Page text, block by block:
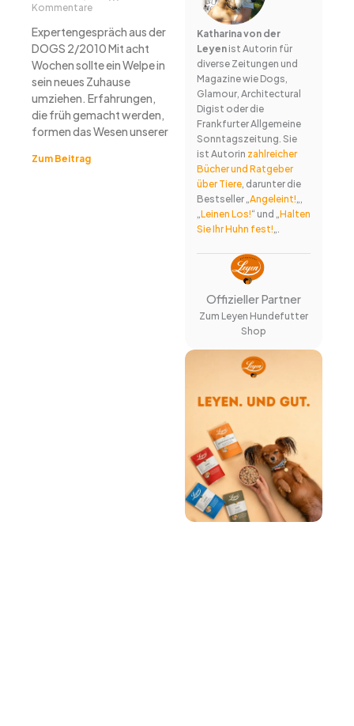
Kommentare
Expertengespräch aus der
DOGS 2/2010 Mit acht
Wochen sollte ein Welpe in
sein neues Zuhause
umziehen. Erfahrungen,
die früh gemacht werden,
formen das Wesen unserer
Zum Beitrag
Katharina von der
Leyenist Autorin für
diverse Zeitungen und
Magazine wie Dogs,
Glamour, Architectural
Digist oder die
Frankfurter Allgemeine
Sonntagszeitung. Sie
ist Autorin zahlreicher
Bücher und Ratgeber
über Tiere, darunter die
Bestseller „Angeleint!„,
„Leinen Los!“ und „Halten
Sie Ihr Huhn fest!„.
Offizieller Partner
Zum Leyen Hundefutter
Shop